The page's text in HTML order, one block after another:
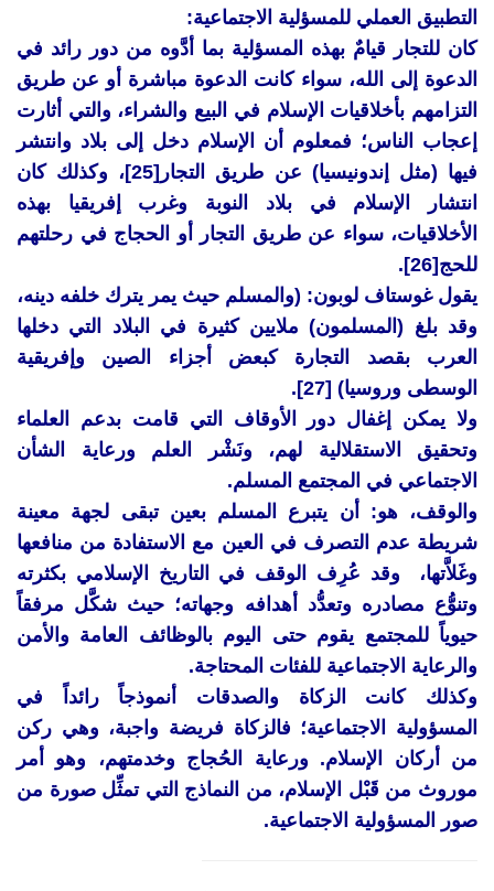
التطبيق العملي للمسؤلية الاجتماعية:
كان للتجار قيامٌ بهذه المسؤلية بما أدَّوه من دور رائد في
الدعوة إلى الله، سواء كانت الدعوة مباشرة أو عن طريق
التزامهم بأخلاقيات الإسلام في البيع والشراء، والتي أثارت
إعجاب الناس؛ فمعلوم أن الإسلام دخل إلى بلاد وانتشر
فيها (مثل إندونيسيا) عن طريق التجار[25]، وكذلك كان
انتشار الإسلام في بلاد النوبة وغرب إفريقيا بهذه
الأخلاقيات، سواء عن طريق التجار أو الحجاج في رحلتهم
للحج[26].
يقول غوستاف لوبون: (والمسلم حيث يمر يترك خلفه دينه،
وقد بلغ (المسلمون) ملايين كثيرة في البلاد التي دخلها
العرب بقصد التجارة كبعض أجزاء الصين وإفريقية
الوسطى وروسيا) [27].
ولا يمكن إغفال دور الأوقاف التي قامت بدعم العلماء
وتحقيق الاستقلالية لهم، ونَشْر العلم ورعاية الشأن
الاجتماعي في المجتمع المسلم.
والوقف، هو: أن يتبرع المسلم بعين تبقى لجهة معينة
شريطة عدم التصرف في العين مع الاستفادة من منافعها
وغَلاَّتها، وقد عُرِف الوقف في التاريخ الإسلامي بكثرته
وتنوُّع مصادره وتعدُّد أهدافه وجهاته؛ حيث شكَّل مرفقاً
حيوياً للمجتمع يقوم حتى اليوم بالوظائف العامة والأمن
والرعاية الاجتماعية للفئات المحتاجة.
وكذلك كانت الزكاة والصدقات أنموذجاً رائداً في
المسؤولية الاجتماعية؛ فالزكاة فريضة واجبة، وهي ركن
من أركان الإسلام. ورعاية الحُجاج وخدمتهم، وهو أمر
موروث من قَبْل الإسلام، من النماذج التي تمثِّل صورة من
صور المسؤولية الاجتماعية.